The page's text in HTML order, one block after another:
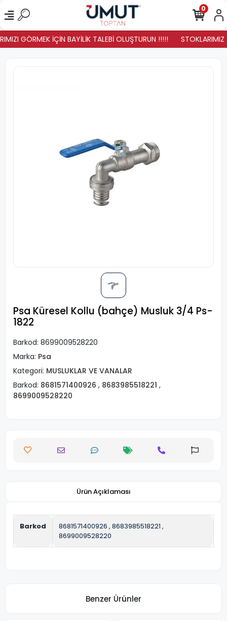
GÖRMEK İÇİN BAYİLİK TALEBİ OLUŞTURUN !!!!! STOKLARIMIZ
0
Psa Küresel Kollu (bahçe) Musluk 3/4 Ps-
1822
Barkod: 8699009528220
Marka: Psa
Kategori: MUSLUKLAR VE VANALAR
Barkod: 8681571400926 , 8683985518221 ,
8699009528220
Ürün Açıklaması
Barkod 8681571400926 , 8683985518221 ,
8699009528220
Benzer Ürünler